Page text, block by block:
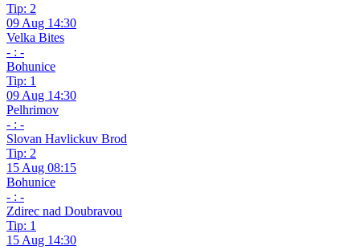
Tip: 2
09 Aug 14:30
Velka Bites
- : -
Bohunice
Tip: 1
09 Aug 14:30
Pelhrimov
- : -
Slovan Havlickuv Brod
Tip: 2
15 Aug 08:15
Bohunice
- : -
Zdirec nad Doubravou
Tip: 1
15 Aug 14:30